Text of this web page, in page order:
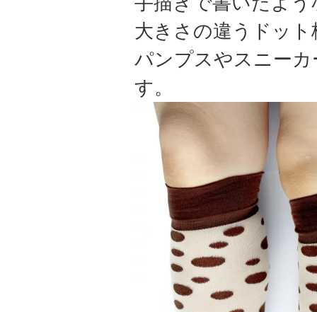
大きさの違うドッ
パンプスやスニー
す。